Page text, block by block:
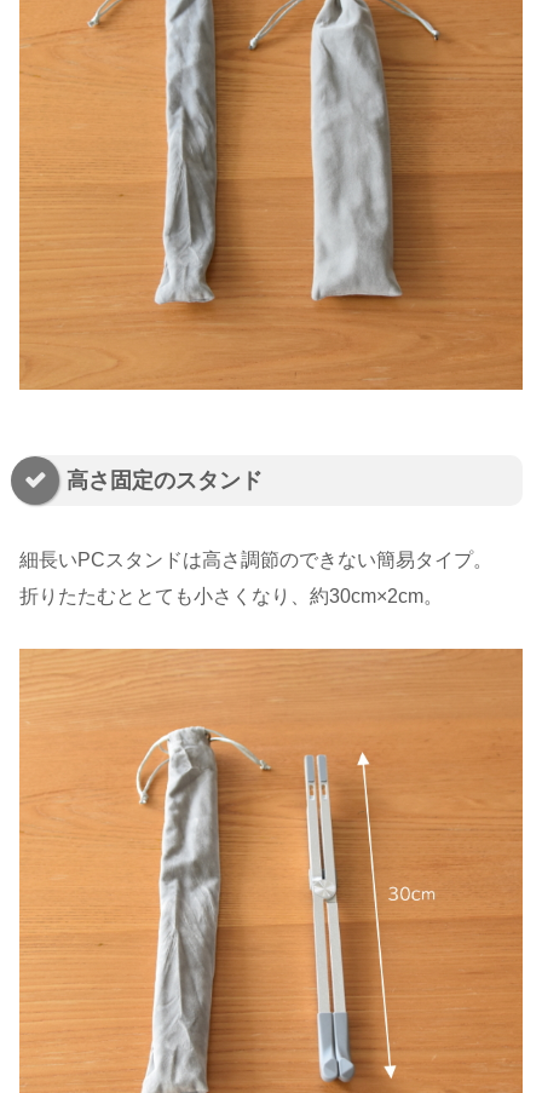
高さ固定のスタンド
細長いPCスタンドは高さ調節のできない簡易タイプ。
折りたたむととても小さくなり、約30cm×2cm。